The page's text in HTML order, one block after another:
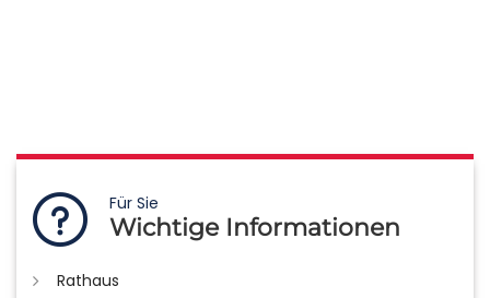
Für Sie
Wichtige Informationen
Rathaus